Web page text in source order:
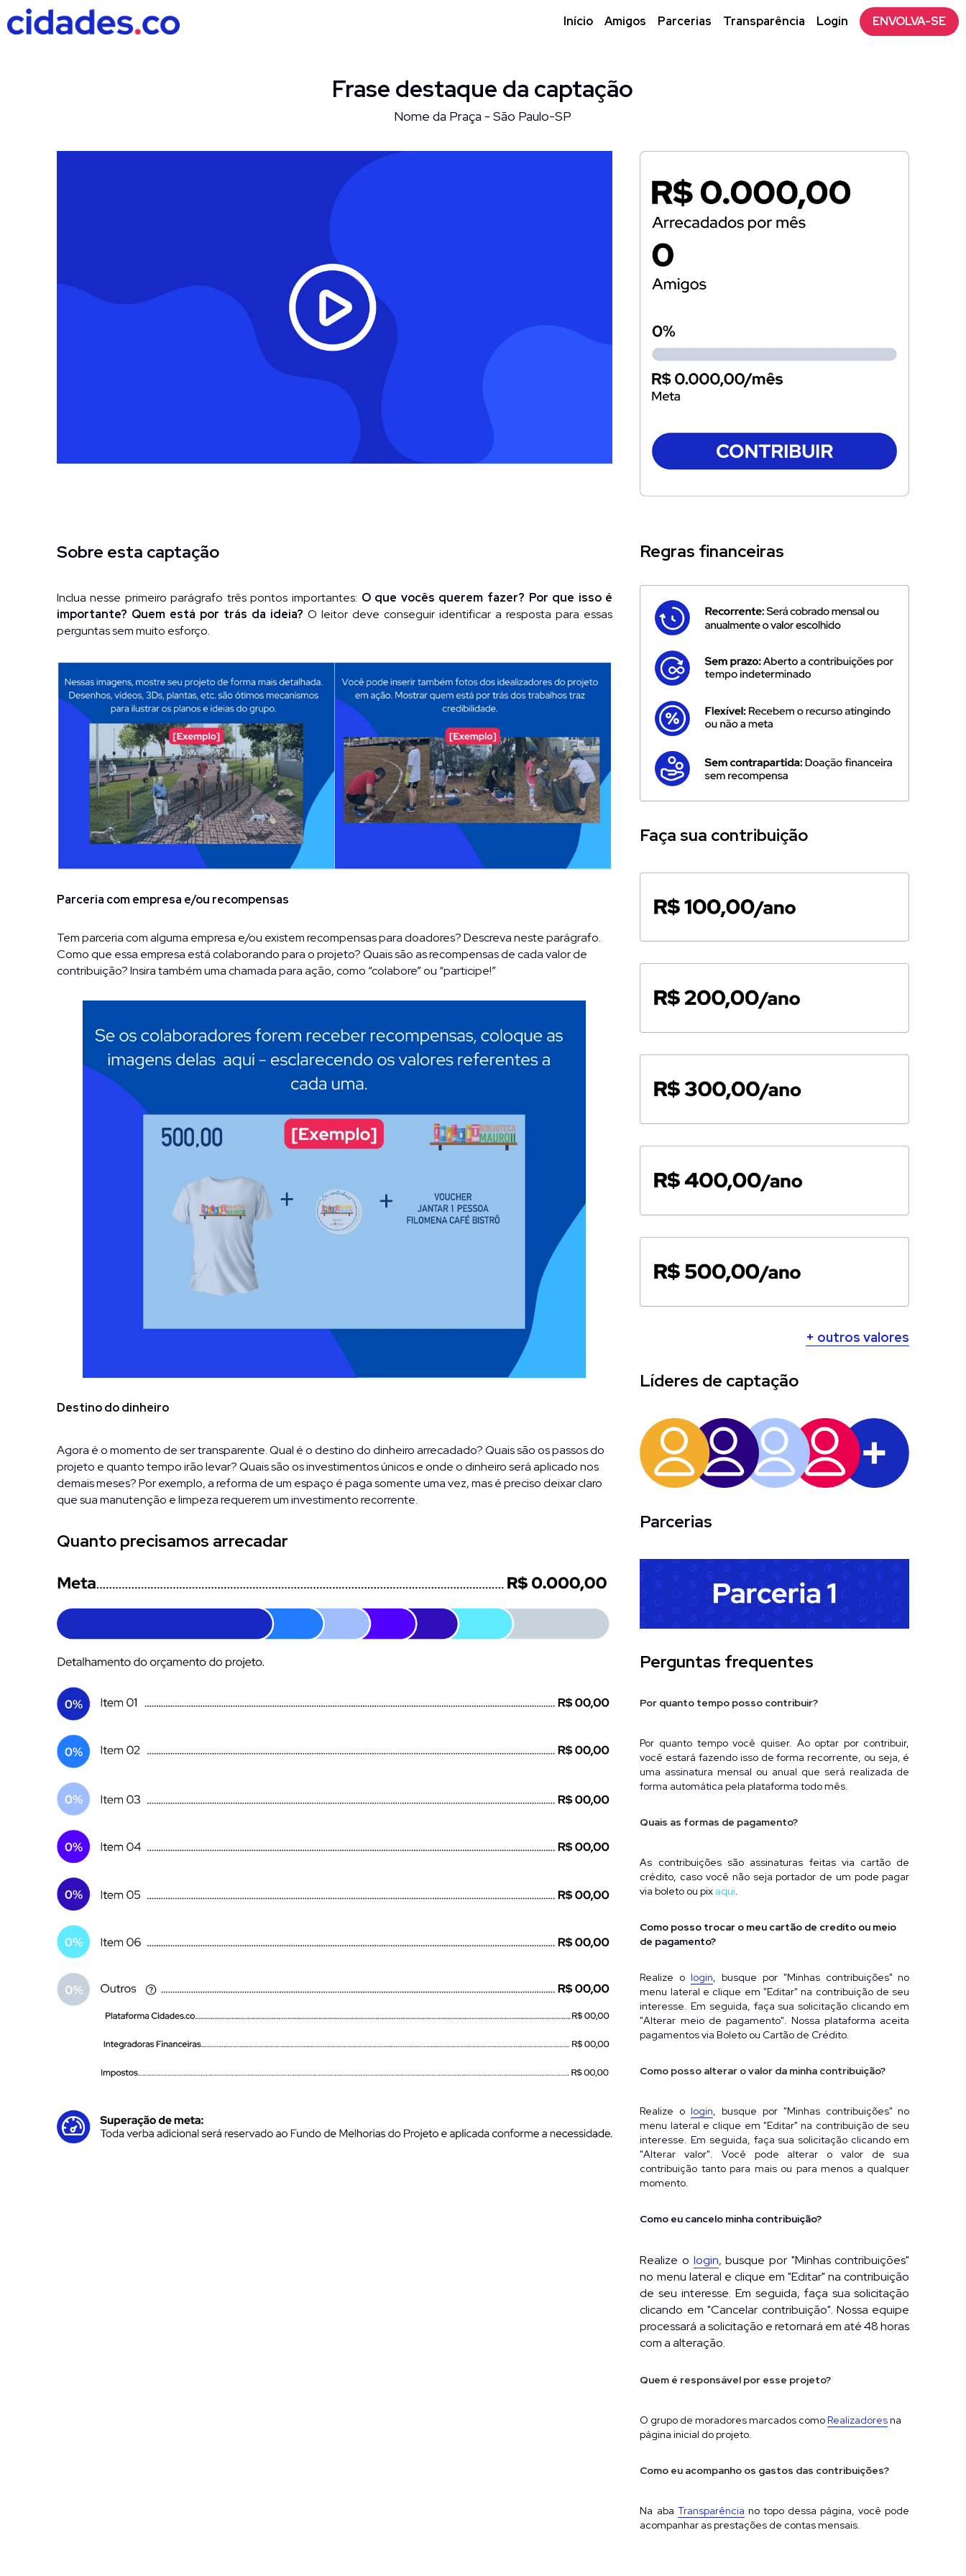
Início Amigos Parcerias Transparência Login ENVOLVA-SE
Frase destaque da captação
Nome da Praça - São Paulo-SP
Sobre esta captação
Inclua nesse primeiro parágrafo três pontos importantes: O que vocês querem fazer? Por que isso é
importante? Quem está por trás da ideia? O leitor deve conseguir identificar a resposta para essas
perguntas sem muito esforço.
Parceria com empresa e/ou recompensas
Tem parceria com alguma empresa e/ou existem recompensas para doadores? Descreva neste parágrafo.
Como que essa empresa está colaborando para o projeto? Quais são as recompensas de cada valor de
contribuição? Insira também uma chamada para ação, como “colabore” ou “participe!”
Destino do dinheiro
Agora é o momento de ser transparente. Qual é o destino do dinheiro arrecadado? Quais são os passos do
projeto e quanto tempo irão levar? Quais são os investimentos únicos e onde o dinheiro será aplicado nos
demais meses? Por exemplo, a reforma de um espaço é paga somente uma vez, mas é preciso deixar claro
que sua manutenção e limpeza requerem um investimento recorrente.
Quanto precisamos arrecadar
Regras financeiras
Faça sua contribuição
+ outros valores
Líderes de captação
Parcerias
Perguntas frequentes
Por quanto tempo posso contribuir?
Por quanto tempo você quiser. Ao optar por contribuir,
você estará fazendo isso de forma recorrente, ou seja, é
uma assinatura mensal ou anual que será realizada de
forma automática pela plataforma todo mês.
Quais as formas de pagamento?
As contribuições são assinaturas feitas via cartão de
crédito, caso você não seja portador de um pode pagar
via boleto ou pix aqui.
Como posso trocar o meu cartão de credito ou meio
de pagamento?
Realize o login, busque por "Minhas contribuições" no
menu lateral e clique em "Editar" na contribuição de seu
interesse. Em seguida, faça sua solicitação clicando em
"Alterar meio de pagamento". Nossa plataforma aceita
pagamentos via Boleto ou Cartão de Crédito.
Como posso alterar o valor da minha contribuição?
Realize o login, busque por "Minhas contribuições" no
menu lateral e clique em "Editar" na contribuição de seu
interesse. Em seguida, faça sua solicitação clicando em
"Alterar valor". Você pode alterar o valor de sua
contribuição tanto para mais ou para menos a qualquer
momento.
Como eu cancelo minha contribuição?
Realize o login, busque por "Minhas contribuições"
no menu lateral e clique em "Editar" na contribuição
de seu interesse. Em seguida, faça sua solicitação
clicando em "Cancelar contribuição". Nossa equipe
processará a solicitação e retornará em até 48 horas
com a alteração.
Quem é responsável por esse projeto?
O grupo de moradores marcados como Realizadoresna
página inicial do projeto.
Como eu acompanho os gastos das contribuições?
Na aba Transparência no topo dessa página, você pode
acompanhar as prestações de contas mensais.